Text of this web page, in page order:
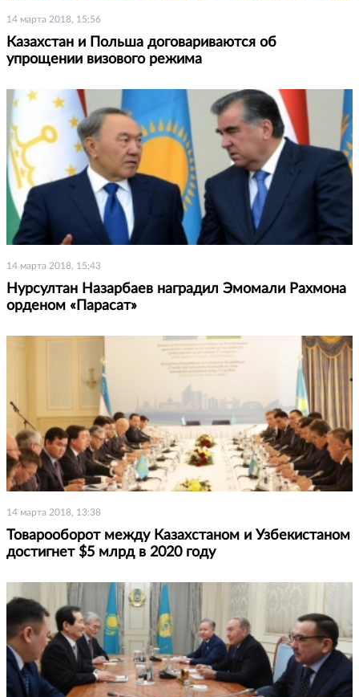
14 марта 2018, 15:56
Казахстан и Польша договариваются об
упрощении визового режима
14 марта 2018, 15:43
Нурсултан Назарбаев наградил Эмомали Рахмона
орденом «Парасат»
14 марта 2018, 13:38
Товарооборот между Казахстаном и Узбекистаном
достигнет $5 млрд в 2020 году